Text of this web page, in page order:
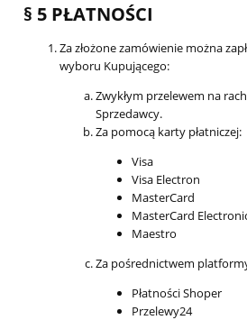
§ 5 PŁATNOŚCI
Za złożone zamówienie można
wyboru Kupującego:
Zwykłym przelewem na
Sprzedawcy.
Za pomocą karty płatniczej:
Visa
Visa Electron
MasterCard
MasterCard
Maestro
Za pośrednictwem
Płatności Shoper
Przelewy24